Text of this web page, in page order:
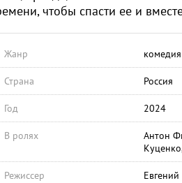
чтобы спасти ее и
Жанр комедия
Страна Россия
Год 2024
В ролях
Антон
Режиссер